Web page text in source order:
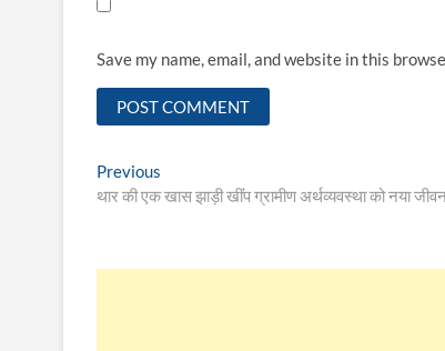
Save my name, email, and website in this
Post
navigation
Previous
post:
थार की एक खास झाड़ी खींंप ग्रामीण अर्थव्यवस्था को नया